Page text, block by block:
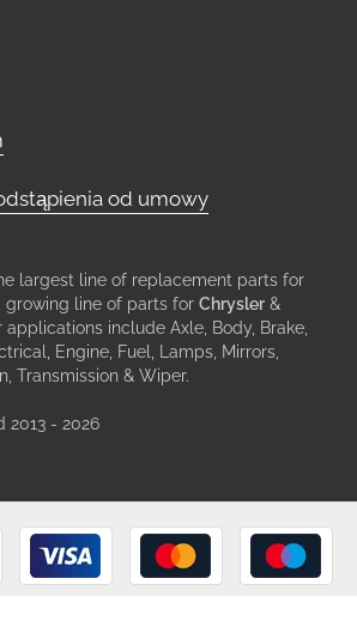
od umowy
largest line of replacement parts for
growing line of parts for Chrysler &
applications include Axle, Body, Brake,
Engine, Fuel, Lamps, Mirrors,
Transmission & Wiper.
2013 - 2026